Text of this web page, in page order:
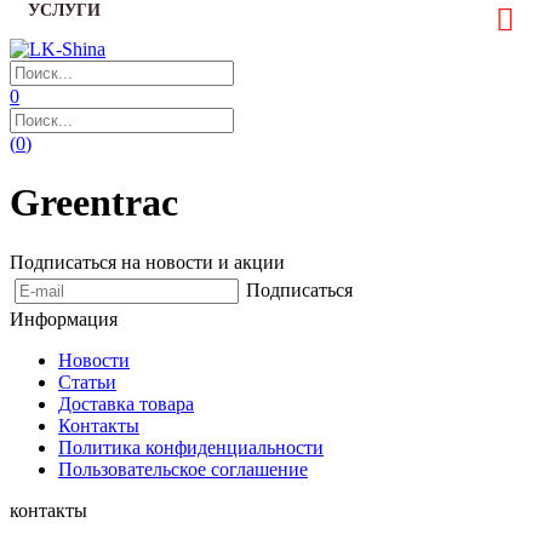
УСЛУГИ
0
(0)
Greentrac
Подписаться на новости и акции
Подписаться
Информация
Новости
Статьи
Доставка товара
Контакты
Политика конфиденциальности
Пользовательское соглашение
контакты